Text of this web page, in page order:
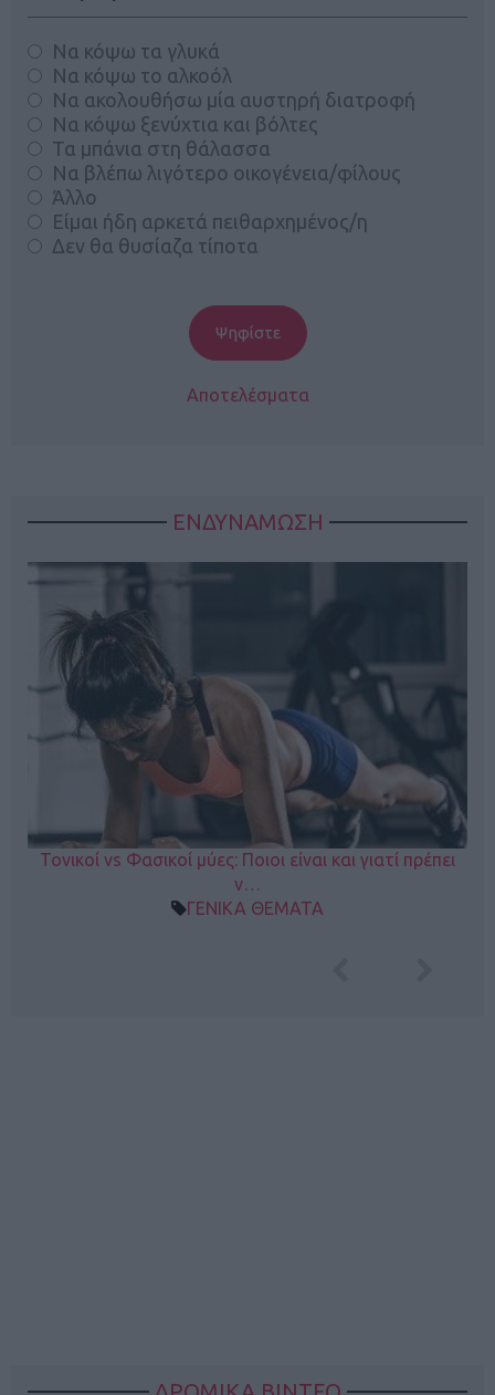
Να κόψω τα γλυκά
Να κόψω το αλκοόλ
Να ακολουθήσω μία αυστηρή διατροφή
Να κόψω ξενύχτια και βόλτες
Τα μπάνια στη θάλασσα
Να βλέπω λιγότερο οικογένεια/φίλους
Άλλο
Είμαι ήδη αρκετά πειθαρχημένος/η
Δεν θα θυσίαζα τίποτα
Αποτελέσματα
ΕΝΔΥΝΑΜΩΣΗ
Τονικοί vs Φασικοί μύες: Ποιοι είναι και γιατί πρέπει
ν…
ΓΕΝΙΚΑ ΘΕΜΑΤΑ